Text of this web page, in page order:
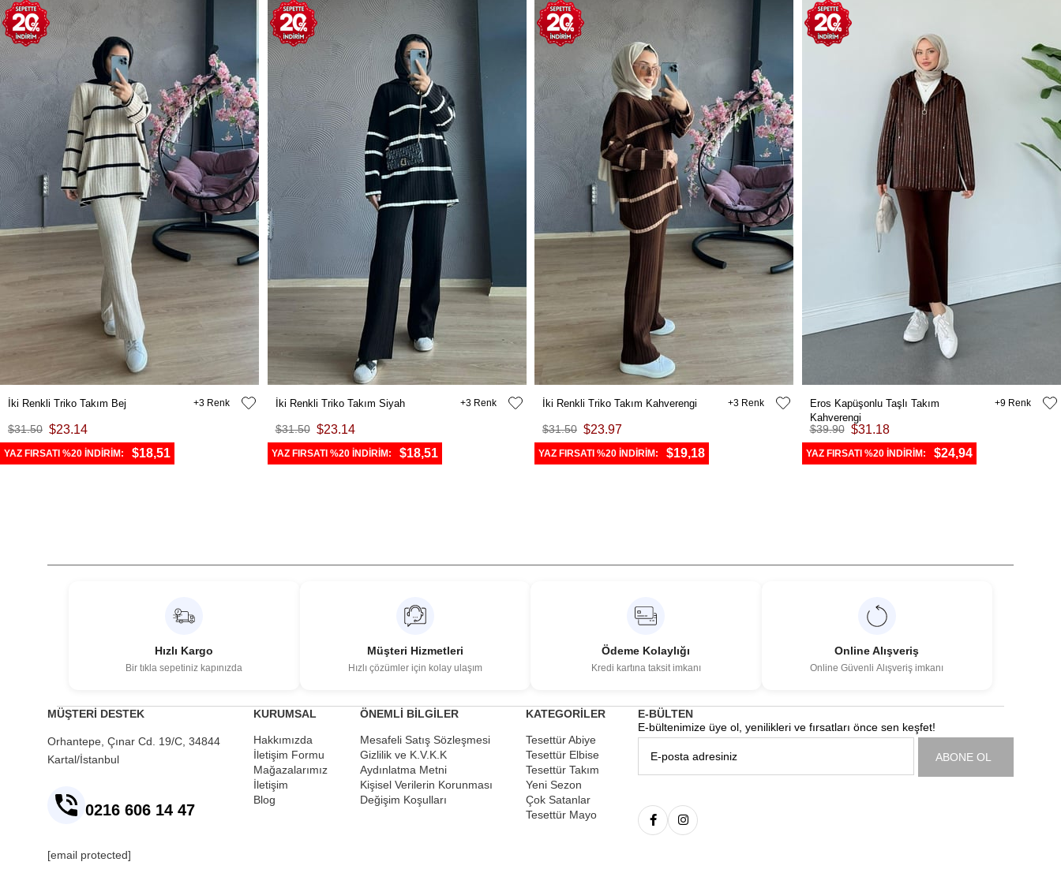
İki Renkli Triko Takım Bej
$23.14
$31.50
3
YAZ FIRSATI %20 İNDİRİM: $18,51
İki Renkli Triko Takım Siyah
$23.14
$31.50
3
YAZ FIRSATI %20 İNDİRİM: $18,51
İki Renkli Triko Takım Kahverengi
$23.97
$31.50
3
YAZ FIRSATI %20 İNDİRİM: $19,18
Eros Kapüşonlu Taşlı Takım
Kahverengi
$31.18
$39.90
9
YAZ FIRSATI %20 İNDİRİM: $24,94
Hızlı Kargo
Bir tıkla sepetiniz kapınızda
Müşteri Hizmetleri
Hızlı çözümler için kolay ulaşım
Ödeme Kolaylığı
Kredi kartına taksit imkanı
Online Alışveriş
Online Güvenli Alışveriş imkanı
MÜŞTERİ DESTEK
Orhantepe, Çınar Cd. 19/C, 34844
Kartal/İstanbul
0216 606 14 47
[email protected]
KURUMSAL
Hakkımızda
İletişim Formu
Mağazalarımız
İletişim
Blog
ÖNEMLİ BİLGİLER
Mesafeli Satış Sözleşmesi
Gizlilik ve K.V.K.K
Aydınlatma Metni
Kişisel Verilerin Korunması
Değişim Koşulları
KATEGORİLER
Tesettür Abiye
Tesettür Elbise
Tesettür Takım
Yeni Sezon
Çok Satanlar
Tesettür Mayo
E-BÜLTEN
E-bültenimize üye ol, yenilikleri ve fırsatları önce sen keşfet!
ABONE OL